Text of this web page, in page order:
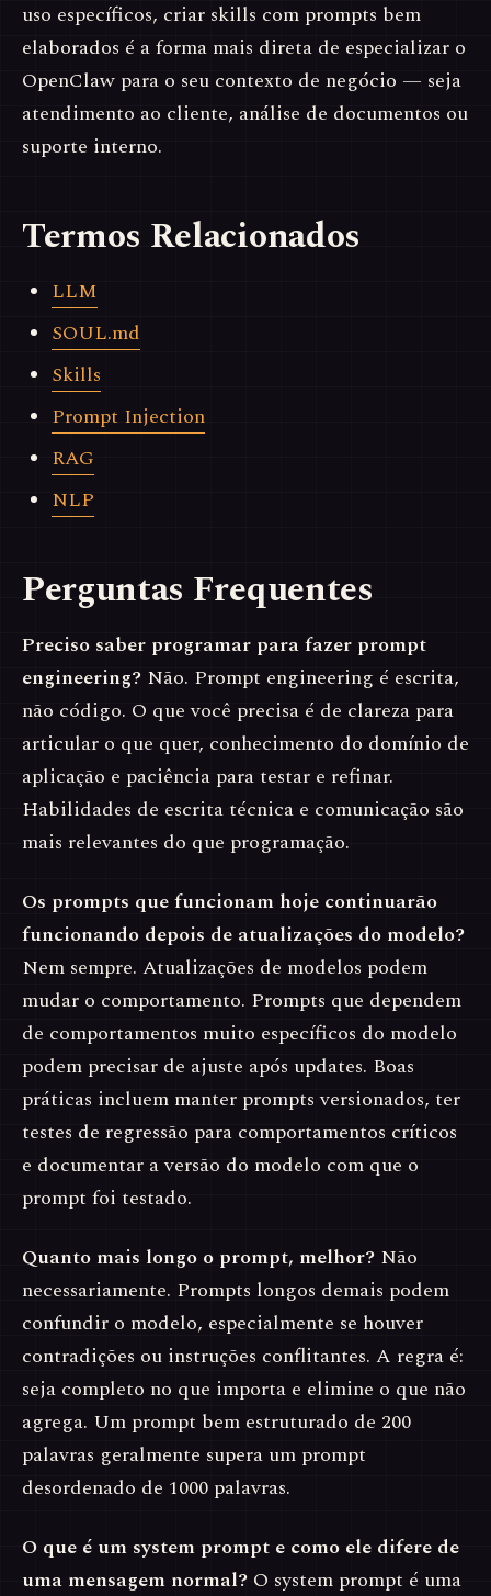
uso específicos, criar skills com prompts bem
elaborados é a forma mais direta de especializar o
OpenClaw para o seu contexto de negócio — seja
atendimento ao cliente, análise de documentos ou
suporte interno.
Termos Relacionados
LLM
SOUL.md
Skills
Prompt Injection
RAG
NLP
Perguntas Frequentes
Preciso saber programar para fazer prompt
engineering? Não. Prompt engineering é escrita,
não código. O que você precisa é de clareza para
articular o que quer, conhecimento do domínio de
aplicação e paciência para testar e refinar.
Habilidades de escrita técnica e comunicação são
mais relevantes do que programação.
Os prompts que funcionam hoje continuarão
funcionando depois de atualizações do modelo?
Nem sempre. Atualizações de modelos podem
mudar o comportamento. Prompts que dependem
de comportamentos muito específicos do modelo
podem precisar de ajuste após updates. Boas
práticas incluem manter prompts versionados, ter
testes de regressão para comportamentos críticos
e documentar a versão do modelo com que o
prompt foi testado.
Quanto mais longo o prompt, melhor? Não
necessariamente. Prompts longos demais podem
confundir o modelo, especialmente se houver
contradições ou instruções conflitantes. A regra é:
seja completo no que importa e elimine o que não
agrega. Um prompt bem estruturado de 200
palavras geralmente supera um prompt
desordenado de 1000 palavras.
O que é um system prompt e como ele difere de
uma mensagem normal? O system prompt é uma